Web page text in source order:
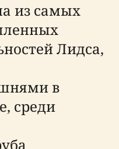
из самых
Лидса,
в
среди